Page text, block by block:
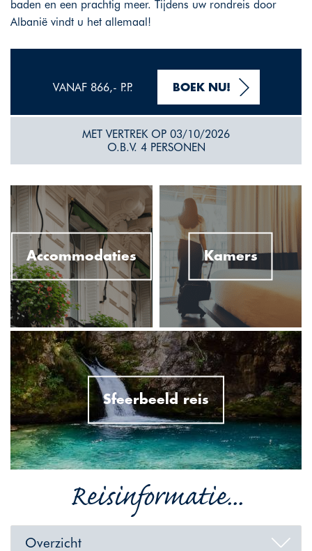
baden en een prachtig meer. Tijdens uw rondreis door
Albanië vindt u het allemaal!
VANAF 866,- P.P. BOEK NU!
MET VERTREK OP 03/10/2026
O.B.V. 4 PERSONEN
Accommodaties Kamers
Sfeerbeeld reis
Reisinformatie...
Overzicht